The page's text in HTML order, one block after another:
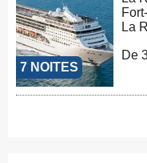
7 NOITES
La
De